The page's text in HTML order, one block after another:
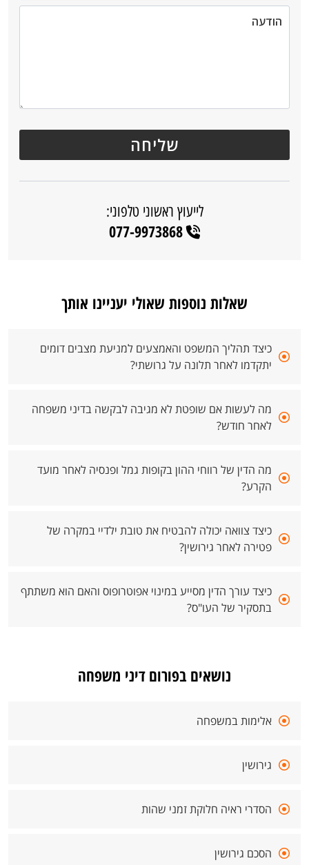
לייעוץ ראשוני טלפוני:
077-9973868
שאלות נוספות שאולי יעניינו אותך
כיצד תהליך המשפט והאמצעים למניעת מצבים דומים
יתקדמו לאחר תלונה על גרושתי?
מה לעשות אם שופטת לא מגיבה לבקשה בדיני משפחה
לאחר חודש?
מה הדין של רווחי ההון בקופות גמל ופנסיה לאחר מועד
הקרע?
כיצד צוואה יכולה להבטיח את טובת ילדיי במקרה של
פטירה לאחר גירושין?
כיצד עורך הדין מסייע במינוי אפוטרופוס והאם הוא משתתף
בתסקיר של העו"ס?
נושאים בפורום דיני משפחה
אלימות במשפחה
גירושין
הסדרי ראיה חלוקת זמני שהות
הסכם גירושין